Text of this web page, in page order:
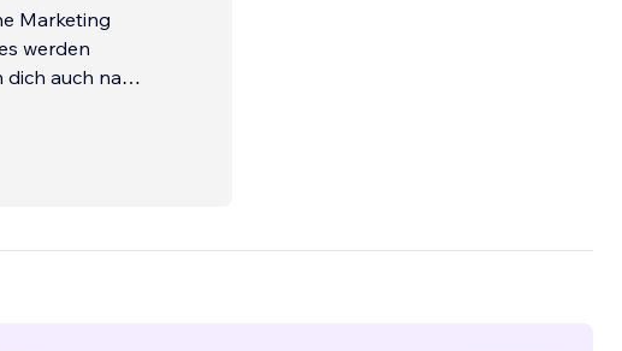
Marketing
werden
auch nach